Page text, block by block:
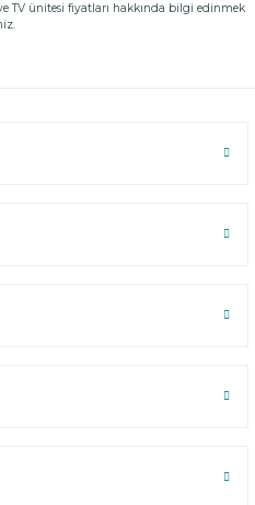
TV ünitesi fiyatları hakkında bilgi edinmek